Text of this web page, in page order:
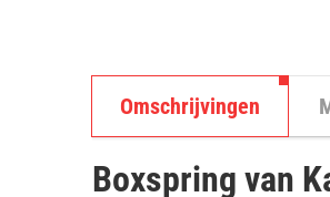
Omschrijvingen
Boxspring van